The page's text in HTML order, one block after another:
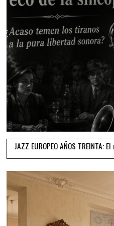
JAZZ EUROPEO AÑOS TREINTA: